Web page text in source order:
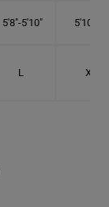
5'8"-5'10" 5'10"- 6'
L XL